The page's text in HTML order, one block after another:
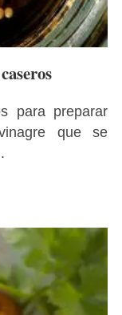
para preparar
que se